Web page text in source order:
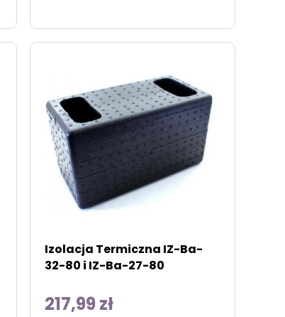
Izolacja Termiczna IZ-Ba-
32-80 i IZ-Ba-27-80
217,99 zł